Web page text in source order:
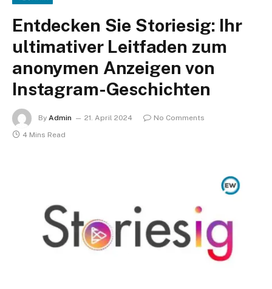
Entdecken Sie Storiesig: Ihr
ultimativer Leitfaden zum
anonymen Anzeigen von
Instagram-Geschichten
By Admin 21. April 2024
No Comments
4 Mins Read